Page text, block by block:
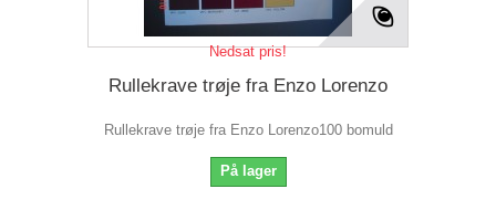
Nedsat pris!
Rullekrave trøje fra Enzo Lorenzo
Rullekrave trøje fra Enzo Lorenzo100 bomuld
På lager